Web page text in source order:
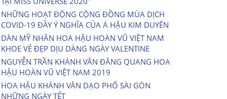
NHỮNG HOẠT ĐỘNG CỘNG ĐỒNG MÙA DỊCH
COVID-19 ĐẦY Ý NGHĨA CỦA Á HẬU KIM DUYÊN
DÀN MỸ NHÂN HOA HẬU HOÀN VŨ VIỆT NAM
KHOE VẺ ĐẸP DỊU DÀNG NGÀY VALENTINE
NGUYỄN TRẦN KHÁNH VÂN ĐĂNG QUANG HOA
HẬU HOÀN VŨ VIỆT NAM 2019
HOA HẬU KHÁNH VÂN DẠO PHỐ SÀI GÒN
NHỮNG NGÀY TẾT